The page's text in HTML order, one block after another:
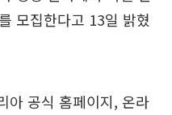
모집한다고 13일 밝혔
아 공식 홈페이지, 온라